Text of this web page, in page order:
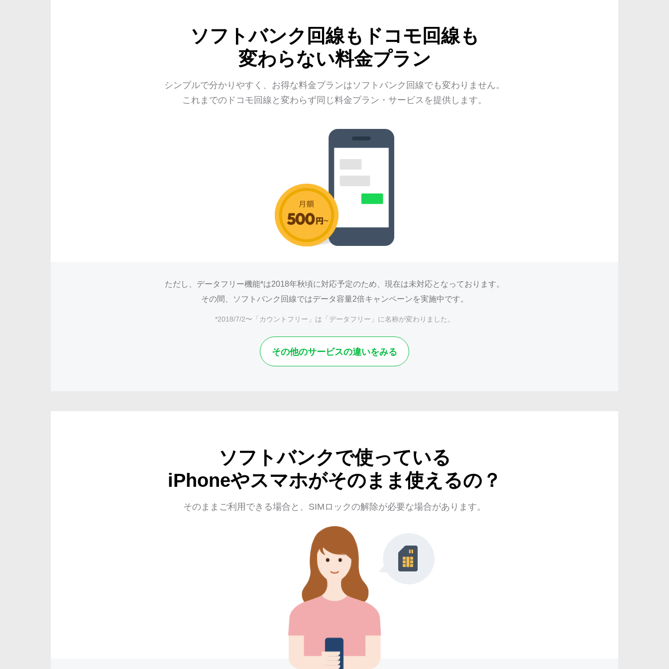
ソフトバンク回線も ドコモ回線も
変わらない料金プラン
シンプルで分かりやすく、お得な料金プランは ソフトバンク回線でも変わりません。
これまでのドコモ回線と変わらず同じ料金プラン・サービスを提供します。
ただし、データフリー機能*は2018年秋頃に対応予定のため、 現在は未対応となっております。
その間、
ソフトバンク回線ではデータ容量2倍キャンペーンを実施中です。
*2018/7/2〜「カウントフリー」は「データフリー」に名称が変わりました。
その他のサービスの違いをみる
ソフトバンクで使っている
iPhoneやスマホがそのまま使えるの？
そのままご利用できる場合と、 SIMロックの解除が必要な場合があります。